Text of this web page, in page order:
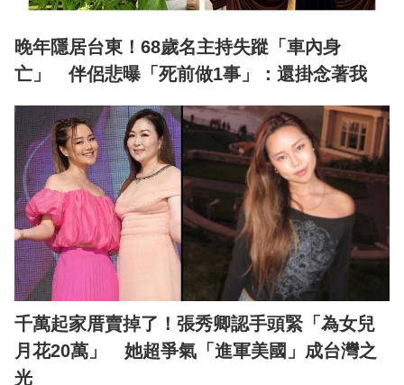
晚年隱居台東！68歲名主持失蹤「車內身
亡」 伴侶悲曝「死前做1事」：還掛念著我
千萬起家厝賣掉了！張秀卿認手頭緊「為女兒
月花20萬」 她超爭氣「進軍美國」成台灣之
光